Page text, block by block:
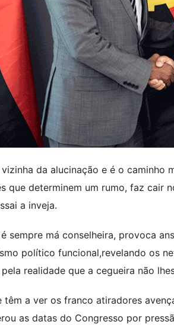
da alucinação e é o caminho
que determinem um rumo, faz cair
a inveja.
sempre má conselheira, provoca
político funcional,revelando os
realidade que a cegueira não
têm a ver os franco atiradores
as datas do Congresso por